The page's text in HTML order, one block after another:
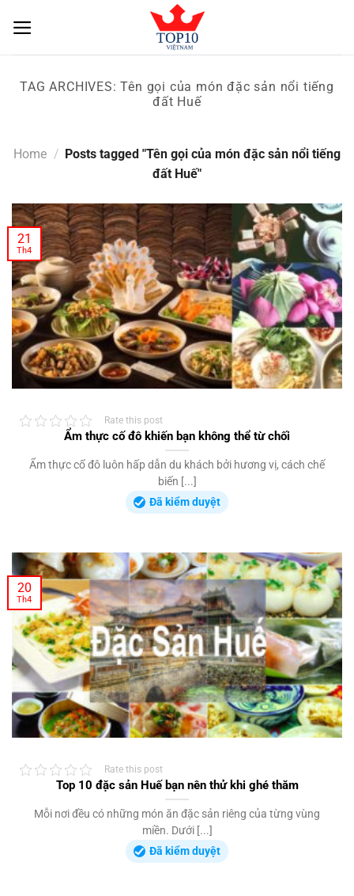
TAG ARCHIVES:Tên gọi của món đặc sản nổi tiếng
đất Huế
Home / Posts tagged "Tên gọi của món đặc sản nổi tiếng
đất Huế"
Rate this post
Ẩm thực cố đô khiến bạn không thể từ chối
Ẩm thực cố đô luôn hấp dẫn du khách bởi hương vị, cách chế
biến [...]
Đã kiểm duyệt
21
Th4
Rate this post
Top 10 đặc sản Huế bạn nên thử khi ghé thăm
Mỗi nơi đều có những món ăn đặc sản riêng của từng vùng
miền. Dưới [...]
Đã kiểm duyệt
20
Th4